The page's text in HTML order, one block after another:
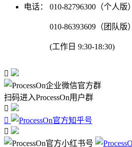
电话：
010-82796300（个人版）
010-86393609（团队版）
(工作日 9:30-18:30)

扫码进入ProcessOn用户群


